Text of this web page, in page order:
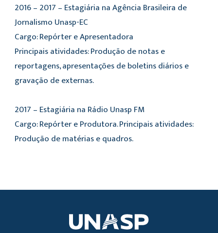
2016 – 2017 – Estagiária na Agência Brasileira de
Jornalismo Unasp-EC
Cargo: Repórter e Apresentadora
Principais atividades: Produção de notas e
reportagens, apresentações de boletins diários e
gravação de externas.
2017 – Estagiária na Rádio Unasp FM
Cargo: Repórter e Produtora. Principais atividades:
Produção de matérias e quadros.